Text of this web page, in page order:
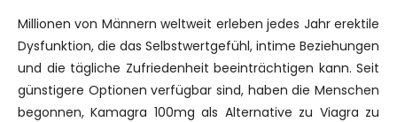
Millionen von Männern weltweit erleben jedes Jahr erektile
Dysfunktion, die das Selbstwertgefühl, intime Beziehungen
und die tägliche Zufriedenheit beeinträchtigen kann. Seit
günstigere Optionen verfügbar sind, haben die Menschen
begonnen, Kamagra 100mg als Alternative zu Viagra zu